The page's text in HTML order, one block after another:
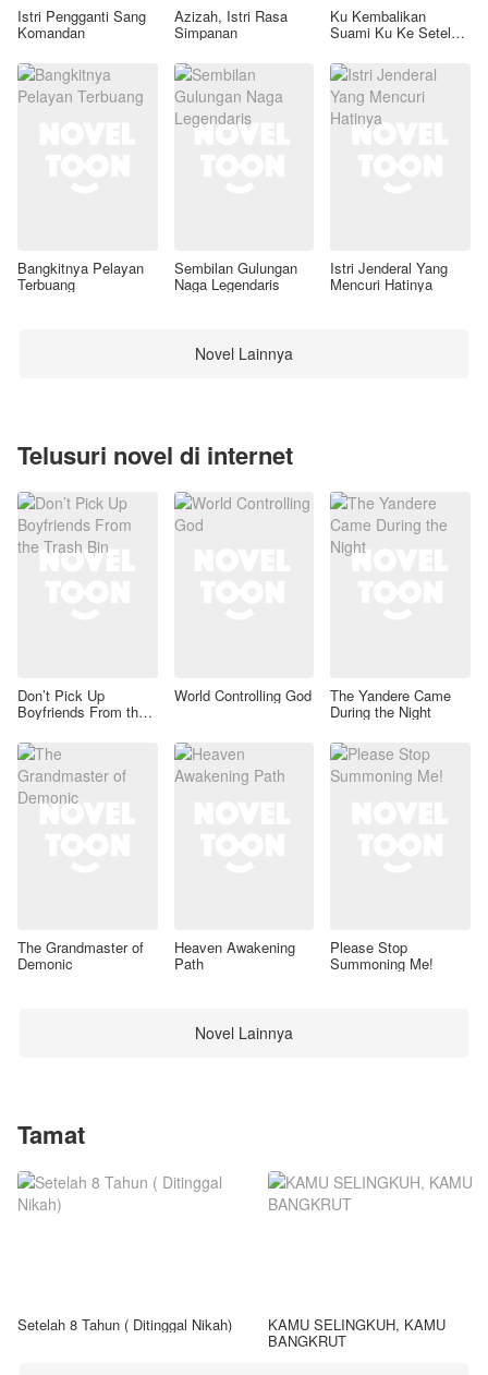
Istri Pengganti Sang
Komandan
Azizah, Istri Rasa
Simpanan
Ku Kembalikan
Suami Ku Ke Setelan
Bangkitnya Pelayan
Terbuang
Sembilan Gulungan
Naga Legendaris
Istri Jenderal Yang
Mencuri Hatinya
Novel Lainnya
Telusuri novel di internet
Don’t Pick Up
Boyfriends From the
World Controlling God The Yandere Came
During the Night
The Grandmaster of
Demonic
Heaven Awakening
Path
Please Stop
Summoning Me!
Novel Lainnya
Tamat
Setelah 8 Tahun ( Ditinggal Nikah) KAMU SELINGKUH, KAMU
BANGKRUT